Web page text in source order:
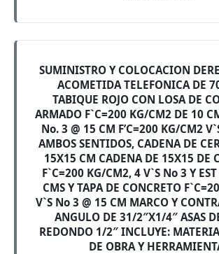
SUMINISTRO Y COLOCACION
ACOMETIDA TELEFONICA DE
TABIQUE ROJO CON LOSA DE
ARMADO F`C=200 KG/CM2 DE 10 CM
No. 3 @ 15 CM F’C=200 KG/CM2
AMBOS SENTIDOS, CADENA DE
15X15 CM CADENA DE 15X15 DE
F`C=200 KG/CM2, 4 V`S No 3 Y
CMS Y TAPA DE CONCRETO
V`S No 3 @ 15 CM MARCO Y
ANGULO DE 31/2″X1/4″ ASAS
REDONDO 1/2″ INCLUYE:
DE OBRA Y